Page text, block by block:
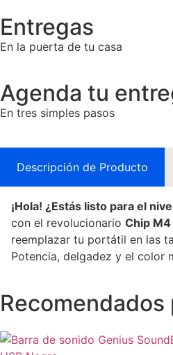
Entregas
En la puerta de tu casa
Agenda tu
En tres simples pasos
Descripción de Producto
¡Hola! ¿Estás listo para el
con el revolucionario Chip M4
reemplazar tu portátil en las
Potencia, delgadez y el color
Recomendados